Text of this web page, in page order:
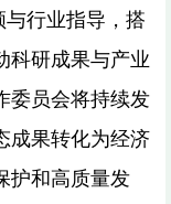
行业指导，搭
科研成果与产业
委员会将持续发
成果转化为经济
护和高质量发